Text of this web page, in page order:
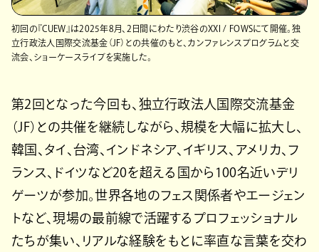
初回の『CUEW』は2025年8月、2日間にわたり渋谷のXXI / FOWSにて開催。独
立行政法人国際交流基金（JF）との共催のもと、カンファレンスプログラムと交
流会、ショーケースライブを実施した。
第2回となった今回も、独立行政法人国際交流基金
（JF）との共催を継続しながら、規模を大幅に拡大し、
韓国、タイ、台湾、インドネシア、イギリス、アメリカ、フ
ランス、ドイツなど20を超える国から100名近いデリ
ゲーツが参加。世界各地のフェス関係者やエージェン
トなど、現場の最前線で活躍するプロフェッショナル
たちが集い、リアルな経験をもとに率直な言葉を交わ